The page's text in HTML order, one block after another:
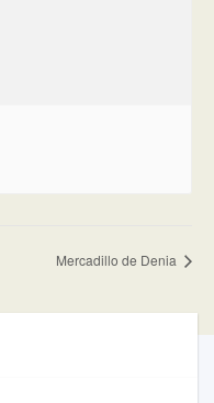
Mercadillo de Denia